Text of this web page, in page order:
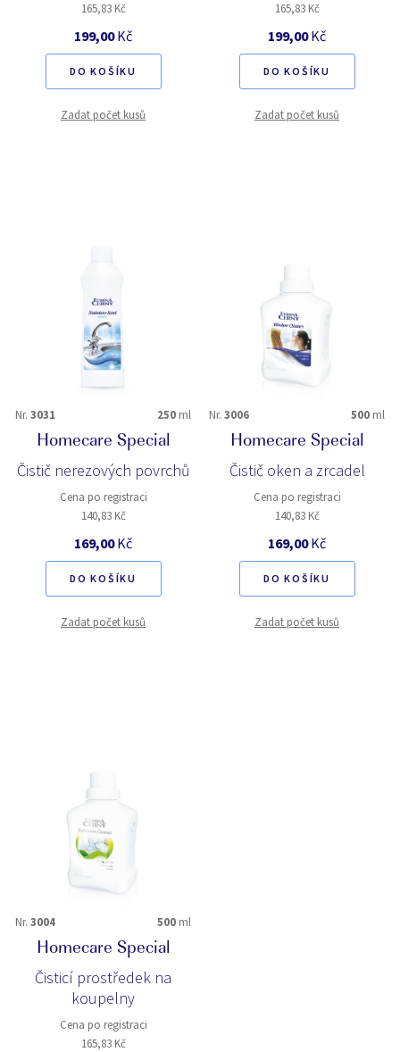
165,83 Kč
199,00Kč
DO KOŠÍKU
Zadat počet kusů
165,83 Kč
199,00Kč
DO KOŠÍKU
Zadat počet kusů
Nr. 3031 250 ml
Homecare Special
Čistič nerezových povrchů
Cena po registraci
140,83 Kč
169,00Kč
DO KOŠÍKU
Zadat počet kusů
Nr. 3006 500 ml
Homecare Special
Čistič oken a zrcadel
Cena po registraci
140,83 Kč
169,00Kč
DO KOŠÍKU
Zadat počet kusů
Nr. 3004 500 ml
Homecare Special
Čisticí prostředek na
koupelny
Cena po registraci
165,83 Kč